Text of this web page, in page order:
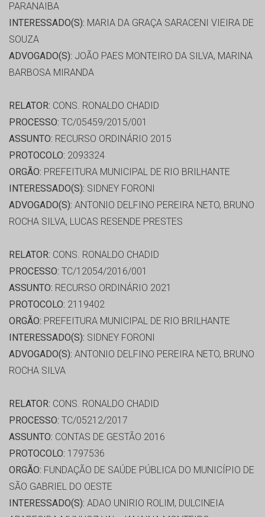
PARANAIBA
INTERESSADO(S): MARIA DA GRAÇA SARACENI VIEIRA DE
SOUZA
ADVOGADO(S): JOÃO PAES MONTEIRO DA SILVA, MARINA
BARBOSA MIRANDA
RELATOR: CONS. RONALDO CHADID
PROCESSO: TC/05459/2015/001
ASSUNTO: RECURSO ORDINÁRIO 2015
PROTOCOLO: 2093324
ORGÃO: PREFEITURA MUNICIPAL DE RIO BRILHANTE
INTERESSADO(S): SIDNEY FORONI
ADVOGADO(S): ANTONIO DELFINO PEREIRA NETO, BRUNO
ROCHA SILVA, LUCAS RESENDE PRESTES
RELATOR: CONS. RONALDO CHADID
PROCESSO: TC/12054/2016/001
ASSUNTO: RECURSO ORDINÁRIO 2021
PROTOCOLO: 2119402
ORGÃO: PREFEITURA MUNICIPAL DE RIO BRILHANTE
INTERESSADO(S): SIDNEY FORONI
ADVOGADO(S): ANTONIO DELFINO PEREIRA NETO, BRUNO
ROCHA SILVA
RELATOR: CONS. RONALDO CHADID
PROCESSO: TC/05212/2017
ASSUNTO: CONTAS DE GESTÃO 2016
PROTOCOLO: 1797536
ORGÃO: FUNDAÇÃO DE SAÚDE PÚBLICA DO MUNICÍPIO DE
SÃO GABRIEL DO OESTE
INTERESSADO(S): ADAO UNIRIO ROLIM, DULCINEIA